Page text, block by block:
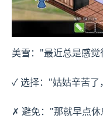
美雪："最近总是感觉
✓ 选择："姑姑辛苦了
✗ 避免："那就早点